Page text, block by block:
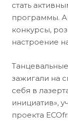
стать
программы.
конкурсы,
настроение
зажигали на
себя в
инициатив»,
проекта